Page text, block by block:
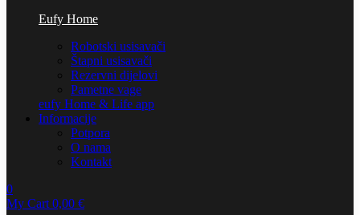
Eufy Home
Robotski usisavači
Štapni usisavači
Rezervni dijelovi
Pametne vage
eufy Home & Life app
Informacije
Potpora
O nama
Kontakt
0
My Cart0,00 €